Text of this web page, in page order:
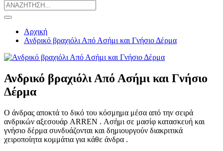
Αρχική
Ανδρικό βραχιόλι Από Ασήμι και Γνήσιο Δέρμα
Ανδρικό βραχιόλι Από Ασήμι και Γνήσιο
Δέρμα
Ο άνδρας αποκτά το δικό του κόσμημα μέσα από την σειρά
ανδρικών αξεσουάρ ARREN . Ασήμι σε μασίφ κατασκευή και
γνήσιο δέρμα συνδυάζονται και δημιουργούν διακριτικά
χειροποίητα κομμάτια για κάθε άνδρα .